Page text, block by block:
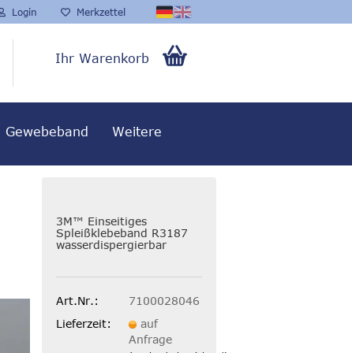
Login Merkzettel
Ihr Warenkorb
Gewebeband Weitere
3M™ Einseitiges
Spleißklebeband R3187
wasserdispergierbar
Art.Nr.:
7100028046
Lieferzeit:
auf
Anfrage